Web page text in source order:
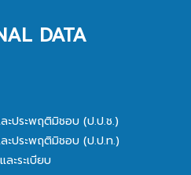
DATA
ะประพฤติมิชอบ (ป.ป.ช.)
ะประพฤติมิชอบ (ป.ป.ท.)
ะระเบียบ